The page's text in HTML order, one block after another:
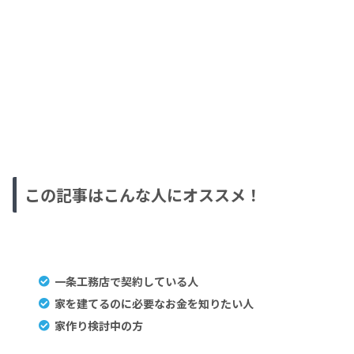
この記事はこんな人にオススメ！
一条工務店で契約している人
家を建てるのに必要なお金を知りたい人
家作り検討中の方